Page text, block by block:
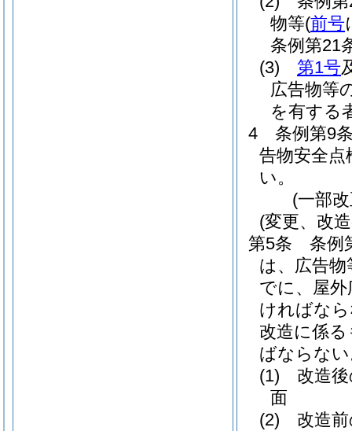
物等(前号
条例第21
(3)
第1号
広告物等
を有する
4
条例第9
告物安全点
い。
(一部
(変更、改
第5条
条例
は、広告
でに、屋
ければな
改造に係
ばならな
(1)
改造
面
(2)
改造